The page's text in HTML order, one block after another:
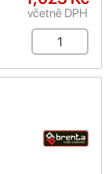
včetně DPH